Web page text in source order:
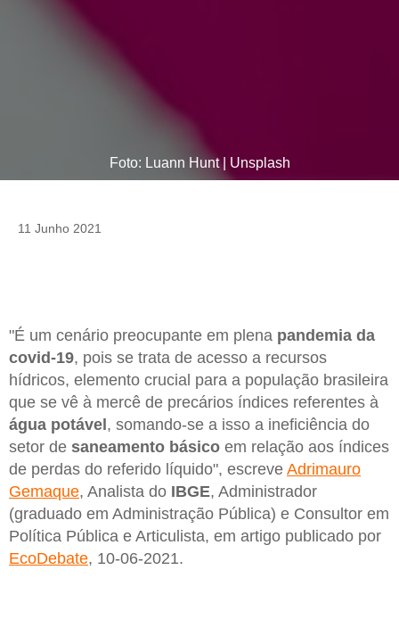
Foto: Luann Hunt | Unsplash
11 Junho 2021
"É um cenário preocupante em plena pandemia da
covid-19, pois se trata de acesso a recursos
hídricos, elemento crucial para a população brasileira
que se vê à mercê de precários índices referentes à
água potável , somando-se a isso a ineficiência do
setor de saneamento básico em relação aos índices
de perdas do referido líquido", escreve Adrimauro
Gemaque, Analista do IBGE, Administrador
(graduado em Administração Pública) e Consultor em
Política Pública e Articulista, em artigo publicado por
EcoDebate, 10-06-2021.